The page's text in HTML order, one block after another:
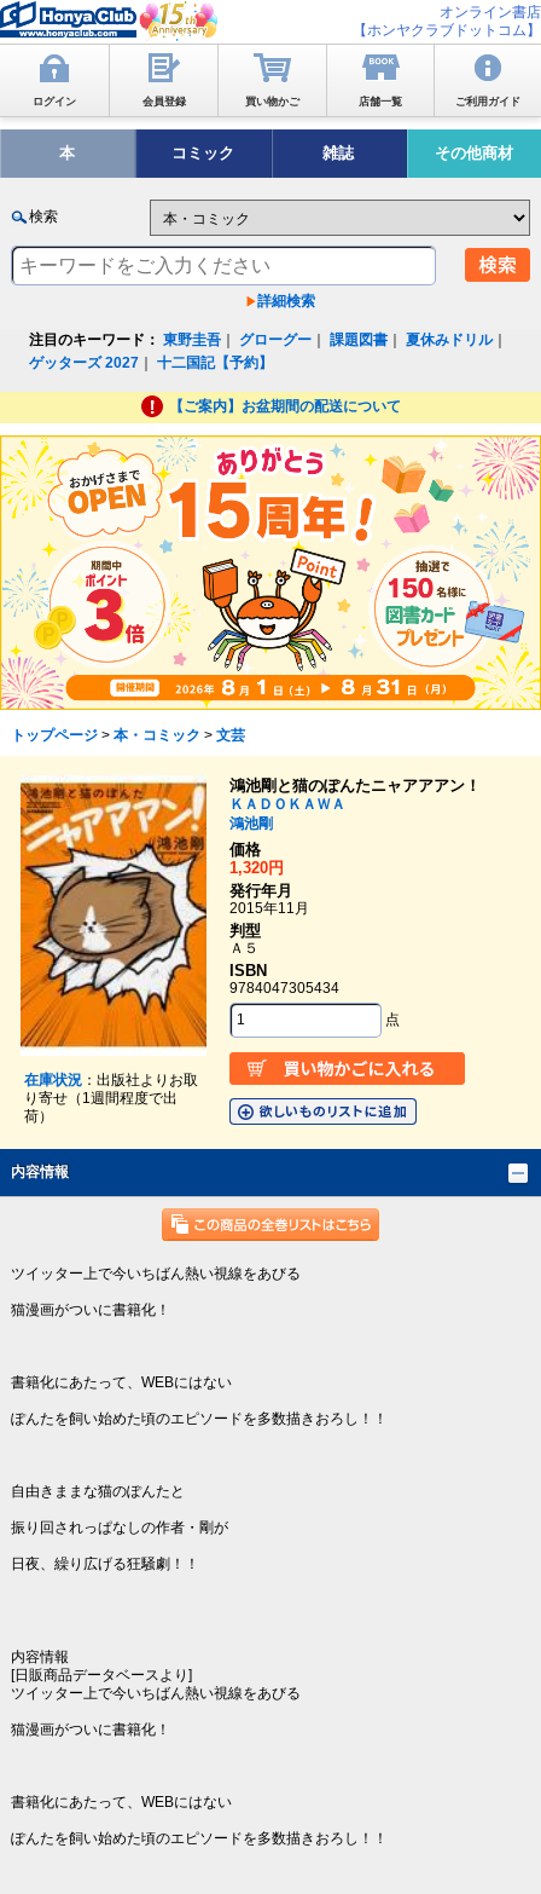
オンライン書店
【ホンヤクラブドットコム】
ログイン 会員登録 買い物かご 店舗一覧 ご利用ガイド
本 コミック 雑誌 その他商材
検索
詳細検索
注目のキーワード： 東野圭吾 グローグー ｜課題図書 ｜夏休みドリル｜
ゲッターズ 2027 ｜十二国記【予約】
【ご案内】お盆期間の配送について
トップページ> 本・コミック > 文芸
在庫状況：出版社よりお取
り寄せ（1週間程度で出
荷）
鴻池剛と猫のぽんたニャアアアン！
ＫＡＤＯＫＡＷＡ
鴻池剛
価格
1,320円
発行年月
2015年11月
判型
Ａ５
ISBN
9784047305434
点
内容情報
ツイッター上で今いちばん熱い視線をあびる
猫漫画がついに書籍化！
書籍化にあたって、WEBにはない
ぽんたを飼い始めた頃のエピソードを多数描きおろし！！
自由きままな猫のぽんたと
振り回されっぱなしの作者・剛が
日夜、繰り広げる狂騒劇！！
内容情報
[日販商品データベースより]
ツイッター上で今いちばん熱い視線をあびる
猫漫画がついに書籍化！
書籍化にあたって、WEBにはない
ぽんたを飼い始めた頃のエピソードを多数描きおろし！！